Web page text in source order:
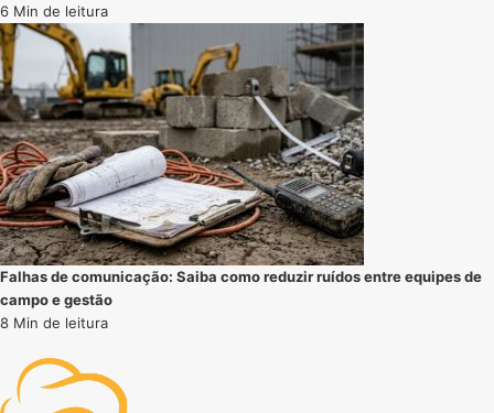
6 Min de leitura
Falhas de comunicação: Saiba como reduzir ruídos entre equipes de
campo e gestão
8 Min de leitura